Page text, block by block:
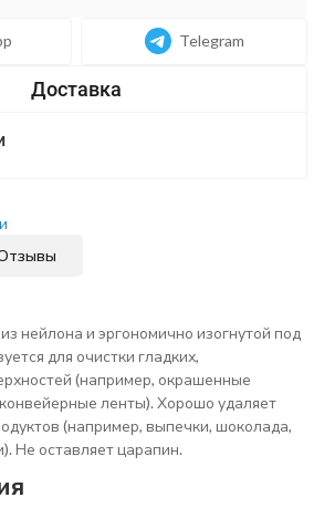
Telegram
нейлона и эргономично изогнутой под
для очистки гладких,
(например, окрашенные
ленты). Хорошо удаляет
(например, выпечки, шоколада,
Не оставляет царапин.